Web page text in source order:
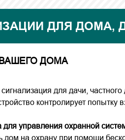
ДЛЯ ДОМА,
ДОМА
для дачи,
контролирует попытку
для управления охранной
дом на охрану при помощи